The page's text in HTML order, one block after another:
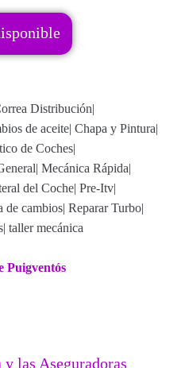
Distribución|
de aceite| Chapa y Pintura|
de Coches|
| Mecánica Rápida|
del Coche| Pre-Itv|
de cambios| Reparar Turbo|
| taller mecánica
Puigventós
las Aseguradoras